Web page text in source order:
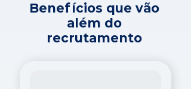
Benefícios que vão
além do
recrutamento